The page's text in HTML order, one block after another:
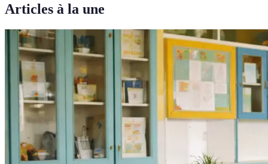
Articles à la une